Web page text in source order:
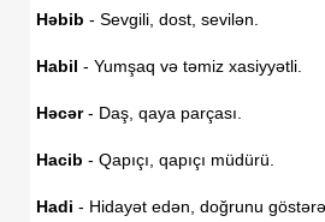
Həbib - Sevgili, dost, sevilən.
Habil - Yumşaq və təmiz xasiyyətli.
Həcər- Daş, qaya parçası.
Hacib - Qapıçı, qapıçı müdürü.
Hadi - Hidayət edən, doğrunu